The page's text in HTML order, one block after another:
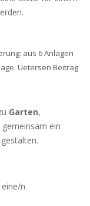
aus 6 Anlagen
Uetersen Beitrag
Garten,
ein
n